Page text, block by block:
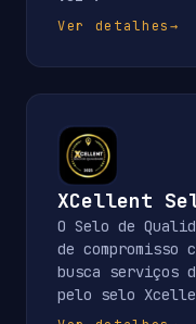
Ver detalhes→
XCellent
O Selo de
de compromisso
busca serviços
pelo selo